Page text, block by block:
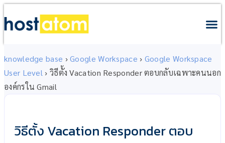
knowledge base › Google Workspace › Google Workspace
User Level › วิธีตั้ง Vacation Responder ตอบกลับเฉพาะคนนอก
องค์กรใน Gmail
วิธีตั้ง Vacation Responder ตอบ